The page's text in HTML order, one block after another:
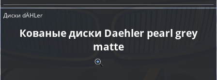
Диски dÄHLer
Кованые диски Daehler pearl grey
matte